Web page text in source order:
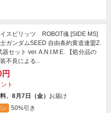
スピリッツ ROBOT魂 [SIDE MS]
ガンダムSEED 自由条約黄道連盟Z.
器セット ver. A.N.I.M.E. 【処分品の
不良による...
ト
、8月7日（金） お届け
50%引き